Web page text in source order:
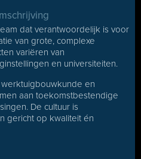
dat verantwoordelijk is voor
van grote, complexe
variëren van
en universiteiten.
werktuigbouwkunde en
aan toekomstbestendige
De cultuur is
gericht op kwaliteit én